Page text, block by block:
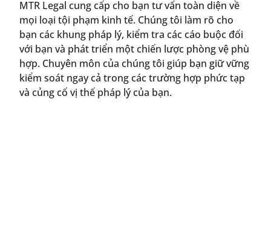
MTR Legal cung cấp cho bạn tư vấn toàn diện về
mọi loại tội phạm kinh tế. Chúng tôi làm rõ cho
bạn các khung pháp lý, kiểm tra các cáo buộc đối
với bạn và phát triển một chiến lược phòng vệ phù
hợp. Chuyên môn của chúng tôi giúp bạn giữ vững
kiểm soát ngay cả trong các trường hợp phức tạp
và củng cố vị thế pháp lý của bạn.